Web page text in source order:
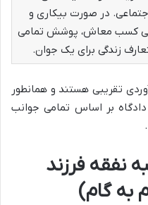
در صورت بیکاری و
کسب معاش، پوشش تمامی
زندگی برای یک جوان.
تقریبی هستند و همانطور
بر اساس تمامی جوانب
نفقه فرزند
به گام)